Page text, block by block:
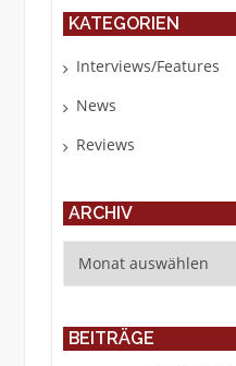
KATEGORIEN
Interviews/Features
News
Reviews
ARCHIV
BEITRÄGE